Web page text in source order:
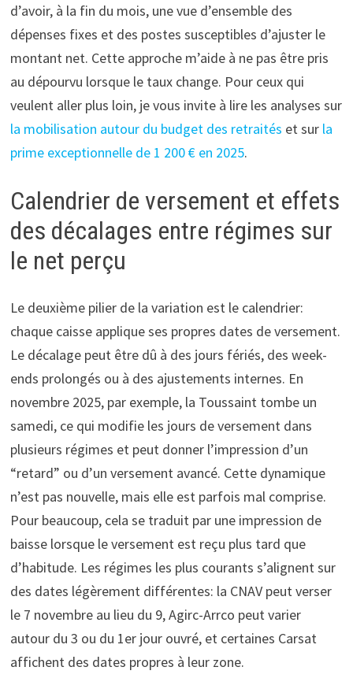
d’avoir, à la fin du mois, une vue d’ensemble des
dépenses fixes et des postes susceptibles d’ajuster le
montant net. Cette approche m’aide à ne pas être pris
au dépourvu lorsque le taux change. Pour ceux qui
veulent aller plus loin, je vous invite à lire les analyses sur
la mobilisation autour du budget des retraités et sur la
prime exceptionnelle de 1 200 € en 2025.
Calendrier de versement et effets
des décalages entre régimes sur
le net perçu
Le deuxième pilier de la variation est le calendrier:
chaque caisse applique ses propres dates de versement.
Le décalage peut être dû à des jours fériés, des week-
ends prolongés ou à des ajustements internes. En
novembre 2025, par exemple, la Toussaint tombe un
samedi, ce qui modifie les jours de versement dans
plusieurs régimes et peut donner l’impression d’un
“retard” ou d’un versement avancé. Cette dynamique
n’est pas nouvelle, mais elle est parfois mal comprise.
Pour beaucoup, cela se traduit par une impression de
baisse lorsque le versement est reçu plus tard que
d’habitude. Les régimes les plus courants s’alignent sur
des dates légèrement différentes: la CNAV peut verser
le 7 novembre au lieu du 9, Agirc-Arrco peut varier
autour du 3 ou du 1er jour ouvré, et certaines Carsat
affichent des dates propres à leur zone.